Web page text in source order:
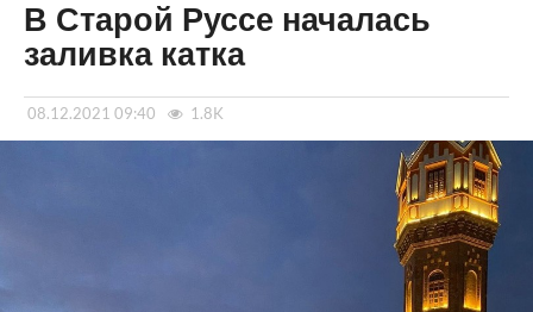
В Старой Руссе началась
заливка катка
08.12.2021 09:40 1.8K